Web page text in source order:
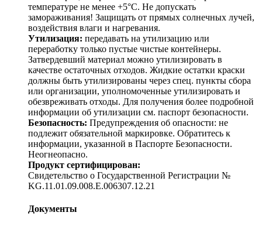
температуре не менее +5°С. Не допускать
замораживания! Защищать от прямых солнечных лучей,
воздействия влаги и нагревания.
Утилизация: передавать на утилизацию или
переработку только пустые чистые контейнеры.
Затвердевший материал можно утилизировать в
качестве остаточных отходов. Жидкие остатки краски
должны быть утилизированы через спец. пункты сбора
или организации, уполномоченные утилизировать и
обезвреживать отходы. Для получения более подробной
информации об утилизации см. паспорт безопасности.
Безопасность: Предупреждения об опасности: не
подлежит обязательной маркировке. Обратитесь к
информации, указанной в Паспорте Безопасности.
Неогнеопасно.
Продукт сертифицирован:
Свидетельство о Государственной Регистрации №
KG.11.01.09.008.E.006307.12.21
Документы